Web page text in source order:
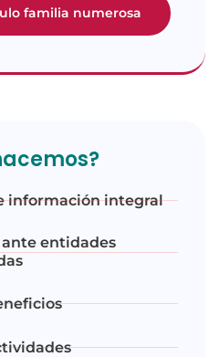
familia numerosa
información integral
entidades